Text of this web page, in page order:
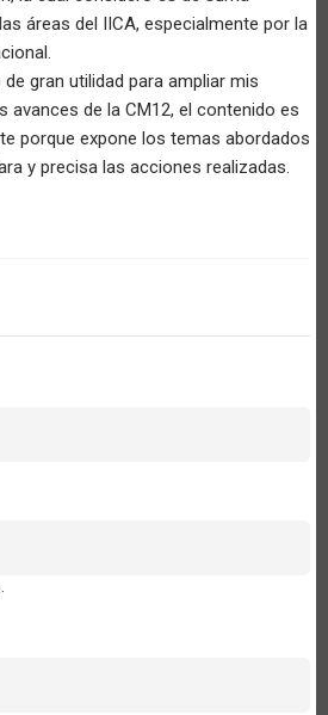
áreas del IICA, especialmente por la
gran utilidad para ampliar mis
de la CM12, el contenido es
porque expone los temas abordados
y precisa las acciones realizadas.